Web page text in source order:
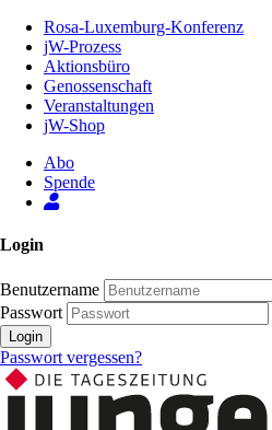
Inhalt
Seite
Rosa-Luxemburg-Konferenz
jW-Prozess
Aktionsbüro
Genossenschaft
Veranstaltungen
jW-Shop
Abo
Spende
Login
Benutzername
Passwort
Login
Passwort vergessen?